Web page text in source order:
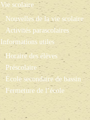
Vie scolaire
Nouvelles de la vie scolaire
Activités parascolaires
Informations utiles
Horaire des élèves
Préscolaire
École secondaire de bassin
Fermeture de l’école